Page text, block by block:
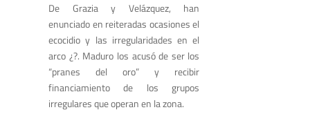
De Grazia y Velázquez, han
enunciado en reiteradas ocasiones el
ecocidio y las irregularidades en el
arco ¿?. Maduro los acusó de ser los
“pranes del oro” y recibir
financiamiento de los grupos
irregulares que operan en la zona.